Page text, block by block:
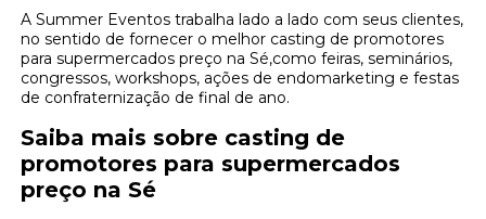
A Summer Eventos trabalha lado a lado com seus clientes,
no sentido de fornecer o melhor casting de promotores
para supermercados preço na Sé,como feiras, seminários,
congressos, workshops, ações de endomarketing e festas
de confraternização de final de ano.
Saiba mais sobre casting de
promotores para supermercados
preço na Sé